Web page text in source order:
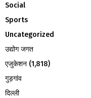
Social
Sports
Uncategorized
उद्योग जगत
एजुकेशन (1,818)
गुड़गांव
दिल्ली